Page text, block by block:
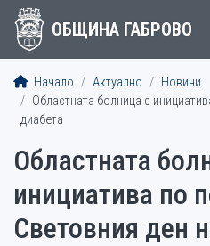
ОБЩИНА ГАБРОВО
Начало Актуално
Новини
Областната болница с
диабета
Областната
инициатива по
Световния ден